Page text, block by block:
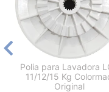
Polia para Lavadora
11/12/15 Kg
Original